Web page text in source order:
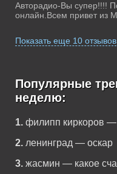
Авторадио-Вы супер!!!!
онлайн.Всем привет из
Показать еще 10 отзывов
Популярные
неделю:
1. филипп киркоров —
2. ленинград — оскар
3. жасмин — какое